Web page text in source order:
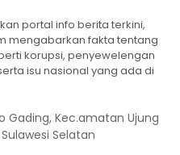
portal info berita terkini,
mengabarkan fakta tentang
korupsi, penyewelengan
isu nasional yang ada di
Gading, Kec.amatan Ujung
Selatan